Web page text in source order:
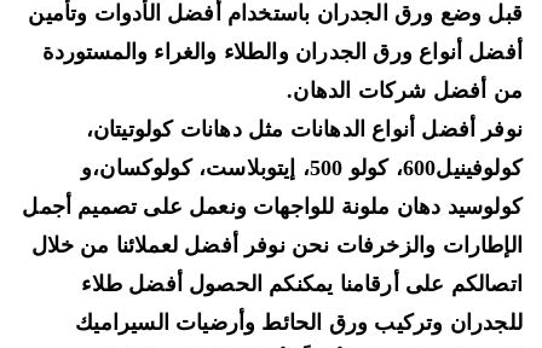
وضع ورق الجدران باستخدام أفضل الأدوات وتأمين
أنواع ورق الجدران والطلاء والغراء والمستوردة
أفضل شركات الدهان.
أفضل أنواع الدهانات مثل دهاناتكولوتيتان،
كولوفينيل600، كولو 500، إيتوبلاست، كولوكسان،و
دهان ملونة للواجهاتونعمل علىتصميم أجمل
والزخرفاتنحن نوفر أفضل لعملائنا من خلال
على أرقامنا يمكنكم الحصول أفضل طلاء
وتركيب ورق الحائط وأرضيات السيراميك